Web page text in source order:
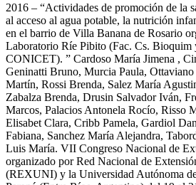
2016 – “Actividades de promoción de la
al acceso al agua potable, la nutrición
en el barrio de Villa Banana de Rosario
Laboratorio Ríe Pibito (Fac. Cs.
CONICET). ” Cardoso María Jimena ,
Geninatti Bruno, Murcia Paula,
Martín, Rossi Brenda, Salez María
Zabalza Brenda, Drusin Salvador Iván,
Marcos, Palacios Antonela Rocío, Risso
Elisabet Clara, Cribb Pamela, Gardiol
Fabiana, Sanchez María Alejandra,
Luis María. VII Congreso Nacional de
organizado por Red Nacional de
(REXUNI) y la Universidad Autónoma